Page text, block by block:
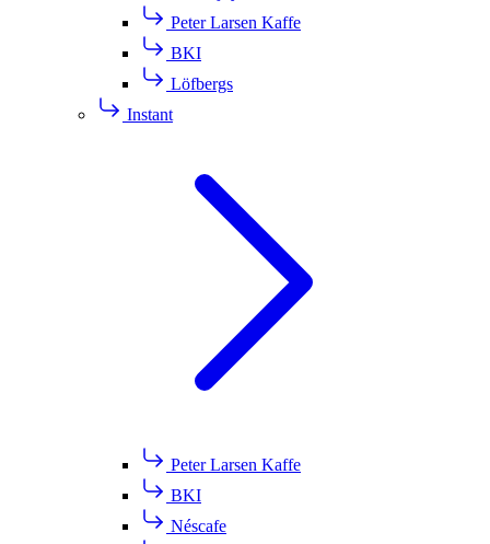
Peter Larsen Kaffe
BKI
Löfbergs
Instant
Peter Larsen Kaffe
BKI
Néscafe